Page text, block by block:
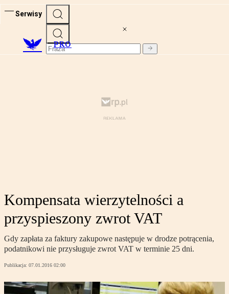
Serwisy
PRO
Kompensata wierzytelności a
przyspieszony zwrot VAT
Gdy zapłata za faktury zakupowe następuje w drodze potrącenia,
podatnikowi nie przysługuje zwrot VAT w terminie 25 dni.
Publikacja: 07.01.2016 02:00